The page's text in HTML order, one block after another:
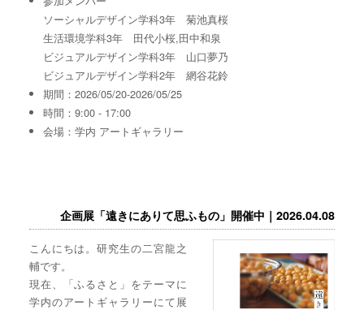
ソーシャルデザイン学科3年 菊池真桜
生活環境学科3年 田代小桜,田中和泉
ビジュアルデザイン学科3年 山口夢乃
ビジュアルデザイン学科2年 網谷花鈴
期間：2026/05/20-2026/05/25
時間：9:00 - 17:00
会場：学内 アートギャラリー
企画展「遠きにありて思ふもの」開催中｜2026.04.08
こんにちは。研究生の二宮龍之
輔です。
現在、「ふるさと」をテーマに
学内のアートギャラリーにて展